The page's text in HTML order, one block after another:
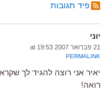
פיד תגובות
יוני
21 פברואר 2007 at 19:53
PERMALINK
יאיר אני רוצה להגיד לך
רואה!